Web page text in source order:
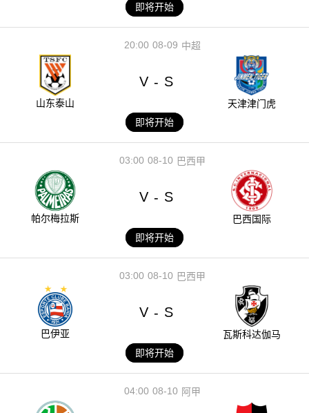
即将开始
08-09
20:00 中超
山东泰山
V - S
天津津门虎
即将开始
08-10
03:00 巴西甲
帕尔梅拉斯
V - S
巴西国际
即将开始
08-10
03:00 巴西甲
巴伊亚
V - S
瓦斯科达伽马
即将开始
08-10
04:00 阿甲